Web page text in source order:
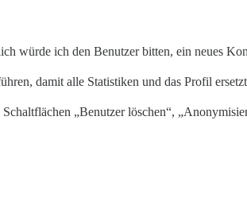
würde ich den Benutzer bitten, ein neues
damit alle Statistiken und das Profil
„Benutzer löschen“,